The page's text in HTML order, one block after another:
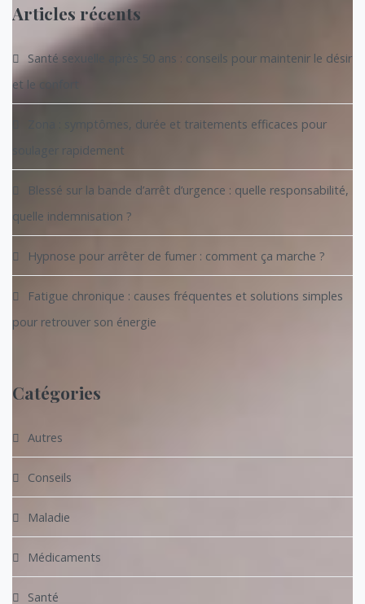
Articles récents
Santé sexuelle après 50 ans : conseils pour maintenir le désir
et le confort
Zona : symptômes, durée et traitements efficaces pour
soulager rapidement
Blessé sur la bande d’arrêt d’urgence : quelle responsabilité,
quelle indemnisation ?
Hypnose pour arrêter de fumer : comment ça marche ?
Fatigue chronique : causes fréquentes et solutions simples
pour retrouver son énergie
Catégories
Autres
Conseils
Maladie
Médicaments
Santé